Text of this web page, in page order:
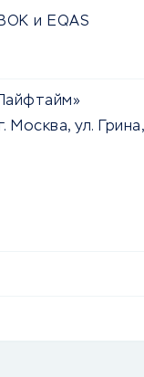
и EQAS
Москва, ул. Грина,